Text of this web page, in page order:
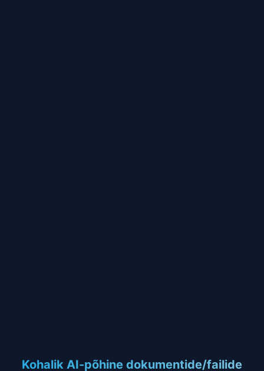
Kohalik AI-põhine dokumentide/failide